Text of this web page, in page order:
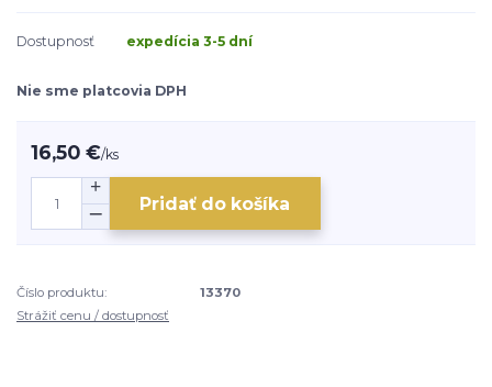
Dostupnosť expedícia 3-5 dní
Nie sme platcovia DPH
16,50 €/ks
Pridať do košíka
Číslo produktu:
13370
Strážiť cenu / dostupnosť